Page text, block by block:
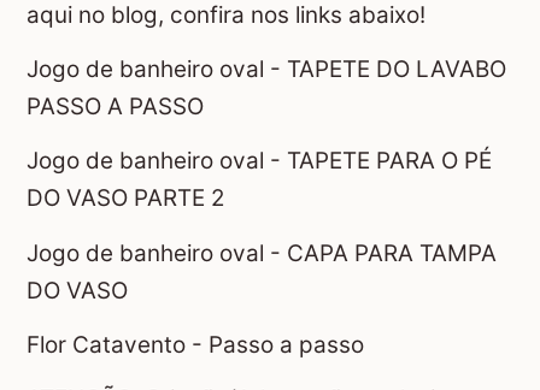
aqui no blog, confira nos links abaixo!
Jogo de banheiro oval - TAPETE DO LAVABO
PASSO A PASSO
Jogo de banheiro oval - TAPETE PARA O PÉ
DO VASO PARTE 2
Jogo de banheiro oval - CAPA PARA TAMPA
DO VASO
Flor Catavento - Passo a passo